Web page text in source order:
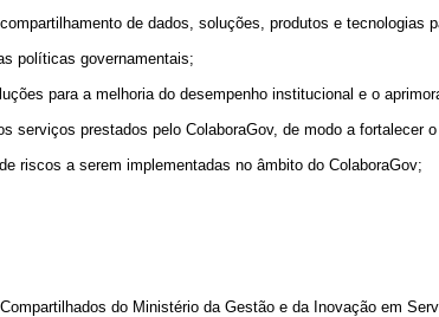
de dados, soluções, produtos e tecnologias
políticas governamentais;
para a melhoria do desempenho institucional e o
serviços prestados pelo ColaboraGov, de modo a fortalecer
riscos a serem implementadas no âmbito do ColaboraGov;
do Ministério da Gestão e da Inovação em